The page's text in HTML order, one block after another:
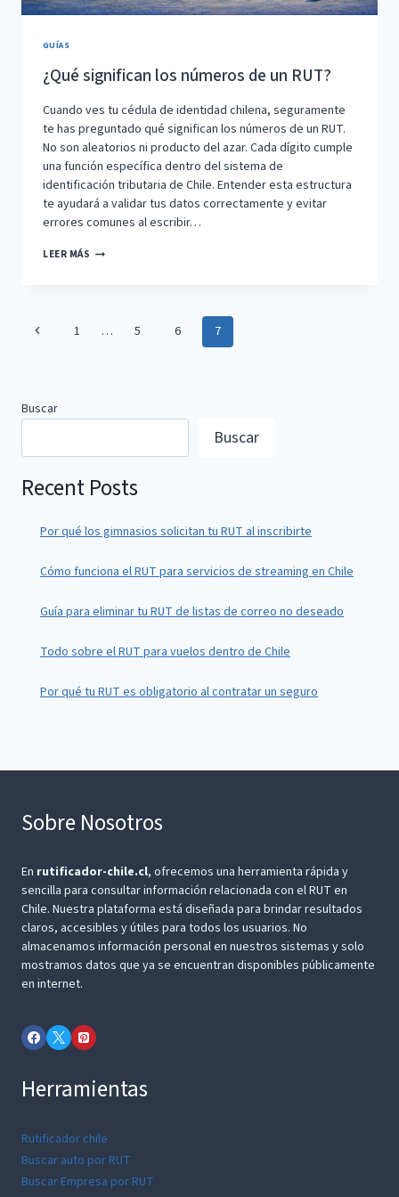
GUÍAS
¿Qué significan los números de un RUT?
Cuando ves tu cédula de identidad chilena, seguramente
te has preguntado qué significan los números de un RUT.
No son aleatorios ni producto del azar. Cada dígito cumple
una función específica dentro del sistema de
identificación tributaria de Chile. Entender esta estructura
te ayudará a validar tus datos correctamente y evitar
errores comunes al escribir…
LEER MÁS ¿QUÉ
Navegación
Página
1 … 5 6 7
Buscar
Buscar
Recent Posts
Por qué los gimnasios solicitan tu RUT al inscribirte
Cómo funciona el RUT para servicios de streaming en Chile
Guía para eliminar tu RUT de listas de correo no deseado
Todo sobre el RUT para vuelos dentro de Chile
Por qué tu RUT es obligatorio al contratar un seguro
Sobre Nosotros
En rutificador-chile.cl, ofrecemos una herramienta rápida y
sencilla para consultar información relacionada con el RUT en
Chile. Nuestra plataforma está diseñada para brindar resultados
claros, accesibles y útiles para todos los usuarios. No
almacenamos información personal en nuestros sistemas y solo
mostramos datos que ya se encuentran disponibles públicamente
en internet.
Herramientas
Rutificador chile
Buscar auto por RUT
Buscar Empresa por RUT